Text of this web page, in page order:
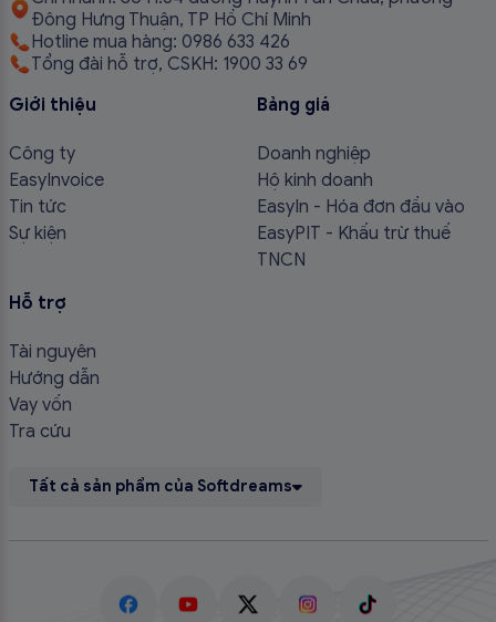
Đông Hưng Thuận, TP Hồ Chí Minh
Hotline mua hàng: 0986 633 426
Tổng đài hỗ trợ, CSKH: 1900 33 69
Giới thiệu
Công ty
EasyInvoice
Tin tức
Sự kiện
Bảng giá
Doanh nghiệp
Hộ kinh doanh
EasyIn - Hóa đơn đầu vào
EasyPIT - Khấu trừ thuế
TNCN
Hỗ trợ
Tài nguyên
Hướng dẫn
Vay vốn
Tra cứu
Tất cả sản phẩm của Softdreams